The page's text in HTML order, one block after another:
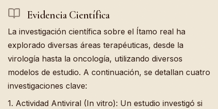
Evidencia Científica
La investigación científica sobre el Ítamo real ha
explorado diversas áreas terapéuticas, desde la
virología hasta la oncología, utilizando diversos
modelos de estudio. A continuación, se detallan cuatro
investigaciones clave:
1. Actividad Antiviral (In vitro): Un estudio investigó si